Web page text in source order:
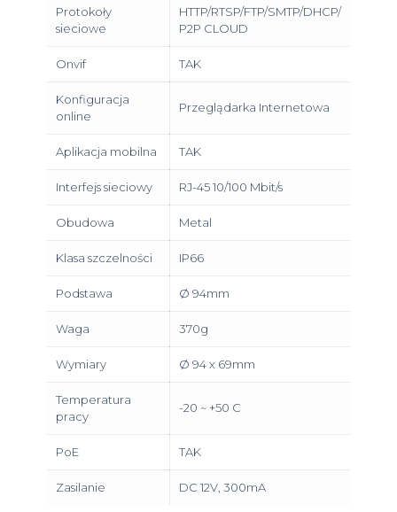
Protokoły
sieciowe
HTTP/RTSP/FTP/SMTP/DHCP/
P2P CLOUD
Onvif TAK
Konfiguracja
online
Przeglądarka Internetowa
Aplikacja mobilna TAK
Interfejs sieciowy RJ-45 10/100 Mbit/s
Obudowa Metal
Klasa szczelności IP66
Podstawa Ø 94mm
Waga 370g
Wymiary Ø 94 x 69mm
Temperatura
pracy
-20 ~ +50 C
PoE TAK
Zasilanie DC 12V, 300mA